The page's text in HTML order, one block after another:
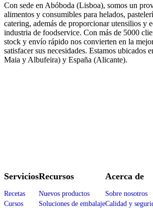
Con sede en Abóboda (Lisboa), somos un
alimentos y consumibles para helados,
catering, además de proporcionar utensilios y
industria de foodservice. Con más de 5000
stock y envío rápido nos convierten en la
satisfacer sus necesidades. Estamos ubicados
Maia y Albufeira) y España (Alicante).
Servicios
Recetas
Cursos
Recursos
Nuevos productos
Soluciones de embalaje
Acerca de
Sobre nosotros
Calidad y